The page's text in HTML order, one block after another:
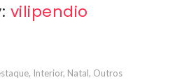
vilipendio
, Interior, Natal, Outros